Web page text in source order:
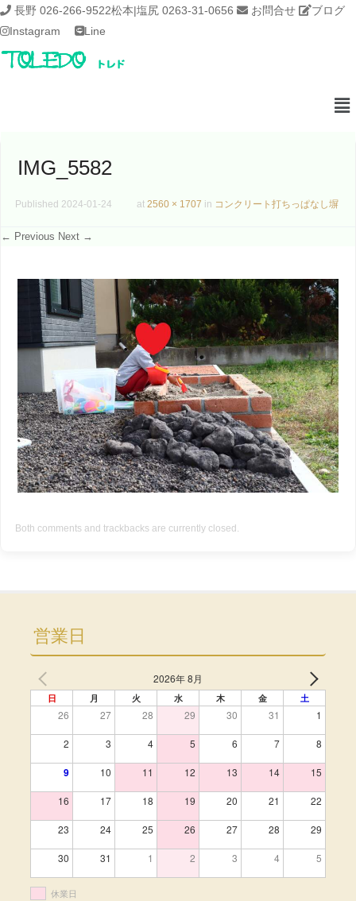
長野 026-266-9522松本|塩尻 0263-31-0656 お問合せ
ブログ
Instagram
Line
IMG_5582
Published 2024-01-24 at 2560 × 1707 in コンクリート打ちっぱなし塀
← Previous Next →
Both comments and trackbacks are currently closed.
営業日
2026年 8月
日 月 火 水 木 金 土
26 27 28 29 30 31 1
2 3 4 5 6 7 8
9 10 11 12 13 14 15
16 17 18 19 20 21 22
23 24 25 26 27 28 29
30 31 1 2 3 4 5
休業日